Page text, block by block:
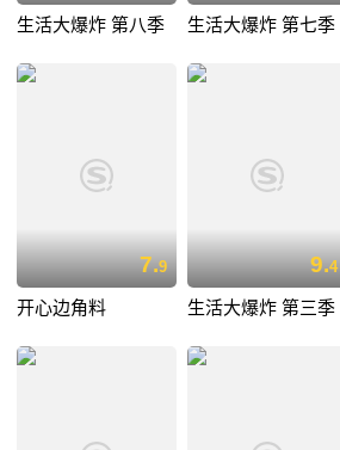
生活大爆炸 第八季 生活大爆炸 第七季
7.9
开心边角料
9.4
生活大爆炸 第三季